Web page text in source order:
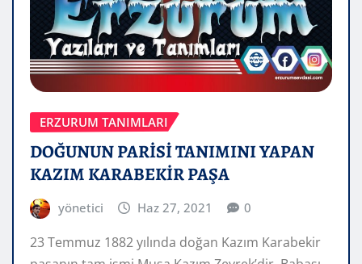
ERZURUM TANIMLARI
DOĞUNUN PARİSİ TANIMINI YAPAN
KAZIM KARABEKİR PAŞA
yönetici Haz 27, 2021 0
23 Temmuz 1882 yılında doğan Kazım Karabekir